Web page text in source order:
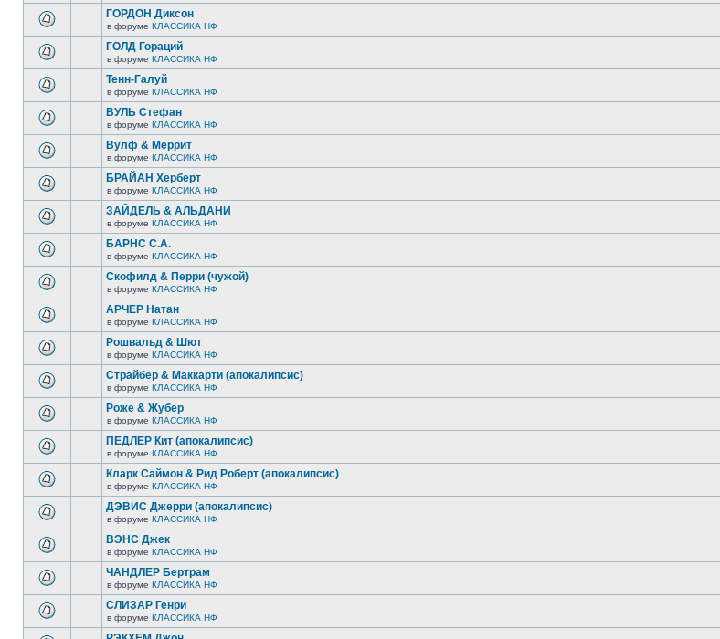
ГОРДОН Диксон
в форуме КЛАССИКА НФ
ГОЛД Гораций
в форуме КЛАССИКА НФ
Тенн-Галуй
в форуме КЛАССИКА НФ
ВУЛЬ Стефан
в форуме КЛАССИКА НФ
Вулф & Меррит
в форуме КЛАССИКА НФ
БРАЙАН Херберт
в форуме КЛАССИКА НФ
ЗАЙДЕЛЬ & АЛЬДАНИ
в форуме КЛАССИКА НФ
БАРНС С.А.
в форуме КЛАССИКА НФ
Скофилд & Перри (чужой)
в форуме КЛАССИКА НФ
АРЧЕР Натан
в форуме КЛАССИКА НФ
Рошвальд & Шют
в форуме КЛАССИКА НФ
Страйбер & Маккарти (апокалипсис)
в форуме КЛАССИКА НФ
Роже & Жубер
в форуме КЛАССИКА НФ
ПЕДЛЕР Кит (апокалипсис)
в форуме КЛАССИКА НФ
Кларк Саймон & Рид Роберт (апокалипсис)
в форуме КЛАССИКА НФ
ДЭВИС Джерри (апокалипсис)
в форуме КЛАССИКА НФ
ВЭНС Джек
в форуме КЛАССИКА НФ
ЧАНДЛЕР Бертрам
в форуме КЛАССИКА НФ
СЛИЗАР Генри
в форуме КЛАССИКА НФ